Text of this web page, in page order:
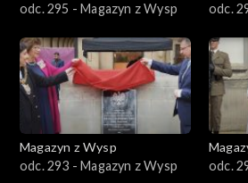
odc. 295 - Magazyn z Wysp
odc.
Magazyn z Wysp
odc. 293 - Magazyn z Wysp
odc.